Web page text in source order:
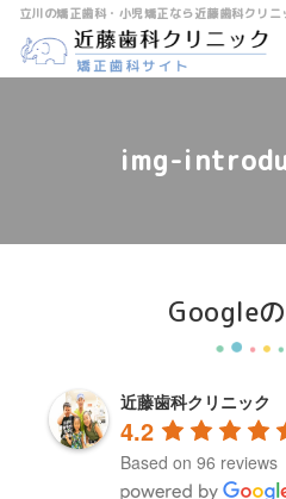
立川の矯正歯科・小児矯正なら近藤歯科クリニ
img-
Google
近藤歯科クリニック
4.2
Based on 96 reviews